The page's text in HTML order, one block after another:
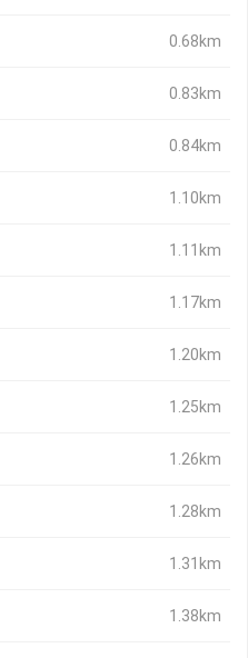
0.68km
0.83km
0.84km
1.10km
1.11km
1.17km
1.20km
1.25km
1.26km
1.28km
1.31km
1.38km